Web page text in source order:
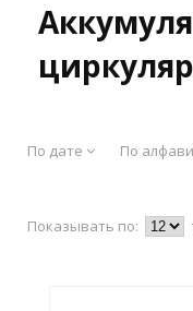
По дате По
Показывать по: